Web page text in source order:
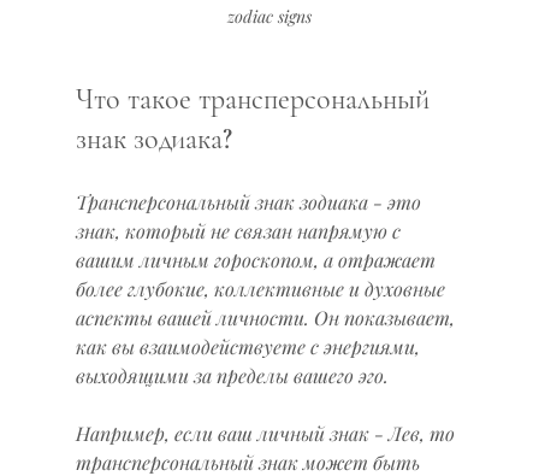
zodiac signs
Что такое трансперсональный
знак зодиака?
Трансперсональный знак зодиака - это
знак, который не связан напрямую с
вашим личным гороскопом, а отражает
более глубокие, коллективные и духовные
аспекты вашей личности. Он показывает,
как вы взаимодействуете с энергиями,
выходящими за пределы вашего эго.
Например, если ваш личный знак - Лев, то
трансперсональный знак может быть